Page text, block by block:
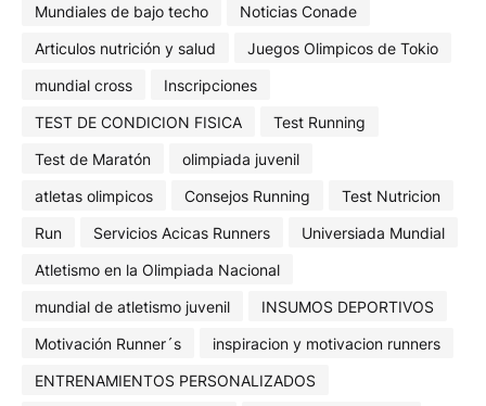
Mundiales de bajo techo
Noticias Conade
Articulos nutrición y salud
Juegos Olimpicos de Tokio
mundial cross
Inscripciones
TEST DE CONDICION FISICA
Test Running
Test de Maratón
olimpiada juvenil
atletas olimpicos
Consejos Running
Test Nutricion
Run
Servicios Acicas Runners
Universiada Mundial
Atletismo en la Olimpiada Nacional
mundial de atletismo juvenil
INSUMOS DEPORTIVOS
Motivación Runner´s
inspiracion y motivacion runners
ENTRENAMIENTOS PERSONALIZADOS